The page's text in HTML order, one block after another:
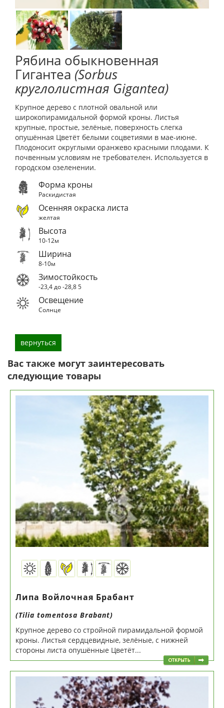
Рябина обыкновенная
Гигантеа (Sorbus
круглолистная Gigantea)
Крупное дерево с плотной овальной или
широкопирамидальной формой кроны. Листья
крупные, простые, зелёные, поверхность слегка
опушённая Цветёт белыми соцветиями в мае-июне.
Плодоносит округлыми оранжево красными плодами. К
почвенным условиям не требователен. Используется в
городском озеленении.
Форма кроны
Раскидистая
Осенняя окраска листа
желтая
Высота
10-12м
Ширина
8-10м
Зимостойкость
-23,4 до -28,85
Освещение
Солнце
вернуться
Вас также могут заинтересовать
следующие товары
Липа Войлочная Брабант
(Tilia tomentosa Brabant)
Крупное дерево со стройной пирамидальной формой
кроны. Листья сердцевидные, зелёные, с нижней
стороны листа опушённые Цветёт...